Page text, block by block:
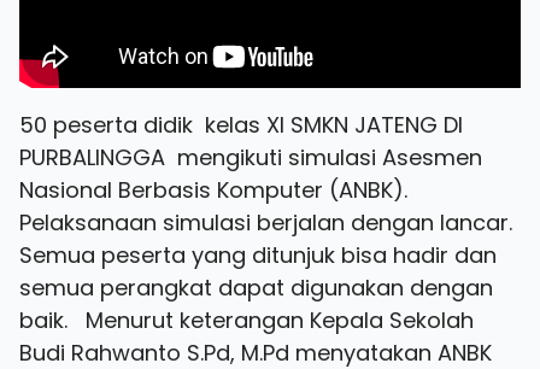
50 peserta didik kelas XI SMKN JATENG DI
PURBALINGGA mengikuti simulasi Asesmen
Nasional Berbasis Komputer (ANBK).
Pelaksanaan simulasi berjalan dengan lancar.
Semua peserta yang ditunjuk bisa hadir dan
semua perangkat dapat digunakan dengan
baik. Menurut keterangan Kepala Sekolah
Budi Rahwanto S.Pd, M.Pd menyatakan ANBK